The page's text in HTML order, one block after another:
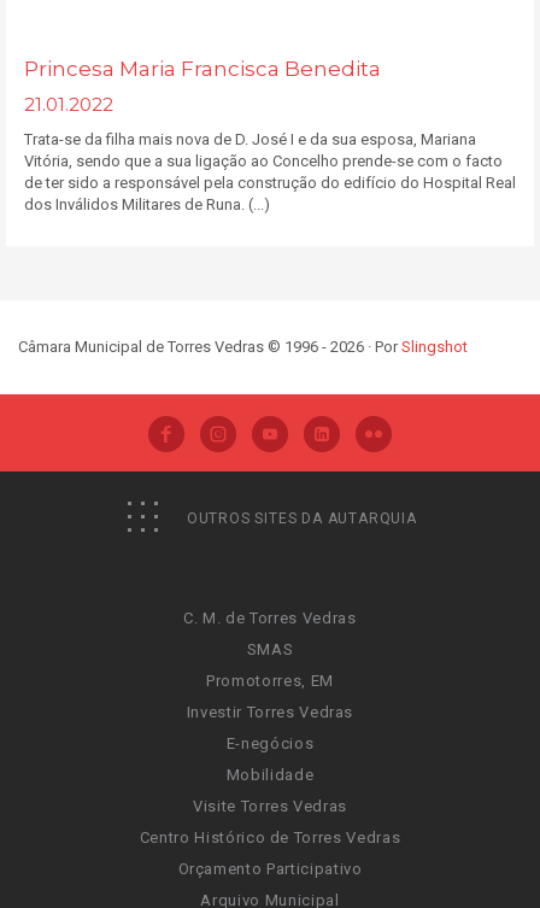
Princesa Maria Francisca Benedita
21.01.2022
Trata-se da filha mais nova de D. José I e da sua esposa, Mariana
Vitória, sendo que a sua ligação ao Concelho prende-se com o facto
de ter sido a responsável pela construção do edifício do Hospital Real
dos Inválidos Militares de Runa. (...)
Câmara Municipal de Torres Vedras © 1996 - 2026 · PorSlingshot
OUTROS SITES DA AUTARQUIA
C. M. de Torres Vedras
SMAS
Promotorres, EM
Investir Torres Vedras
E-negócios
Mobilidade
Visite Torres Vedras
Centro Histórico de Torres Vedras
Orçamento Participativo
Arquivo Municipal